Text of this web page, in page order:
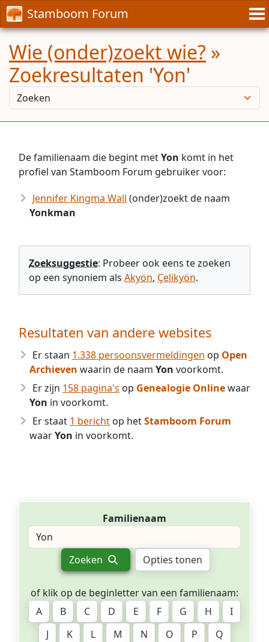
Stamboom Forum
Wie (onder)zoekt wie? »
Zoekresultaten 'Yon'
De familienaam die begint metYon komt in het
profiel van Stamboom Forum gebruiker voor:
Jennifer Kingma Wall (onder)zoekt de naam
Yonkman
Zoeksuggestie: Probeer ook eens te zoeken
op een synoniem als Akyön, Çelikyön.
Resultaten van andere websites
Er staan 1.338 persoonsvermeldingen op Open
Archieven waarin de naam Yon voorkomt.
Er zijn 158 pagina's op Genealogie Onlinewaar
Yon in voorkomt.
Er staat 1 bericht op hetStamboom Forum
waarYon in voorkomt.
Familienaam
Zoeken Opties tonen
of klik op de beginletter van een familienaam:
A
B C D E F G H
I
J
K L M N O P
Q